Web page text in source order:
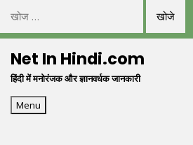
निम्न
को
खोजें:Net In Hindi.com
हिंदी में मनोरंजक और ज्ञानवर्धक जानकारी
Menu